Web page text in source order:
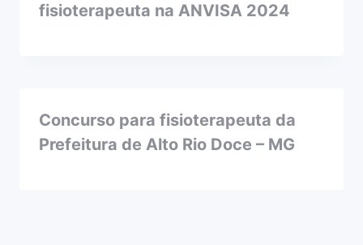
fisioterapeuta na ANVISA 2024
Concurso para fisioterapeuta da
Prefeitura de Alto Rio Doce – MG